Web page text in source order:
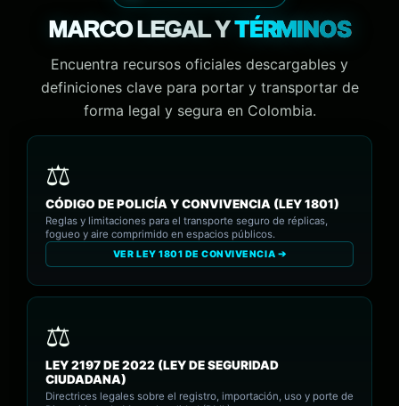
MARCO LEGAL YTÉRMINOS
Encuentra recursos oficiales descargables y
definiciones clave para portar y transportar de
forma legal y segura en Colombia.
CÓDIGO DE POLICÍA Y CONVIVENCIA (LEY 1801)
Reglas y limitaciones para el transporte seguro de réplicas,
fogueo y aire comprimido en espacios públicos.
VER LEY 1801 DE CONVIVENCIA ➔
LEY 2197 DE 2022 (LEY DE SEGURIDAD
CIUDADANA)
Directrices legales sobre el registro, importación, uso y porte de